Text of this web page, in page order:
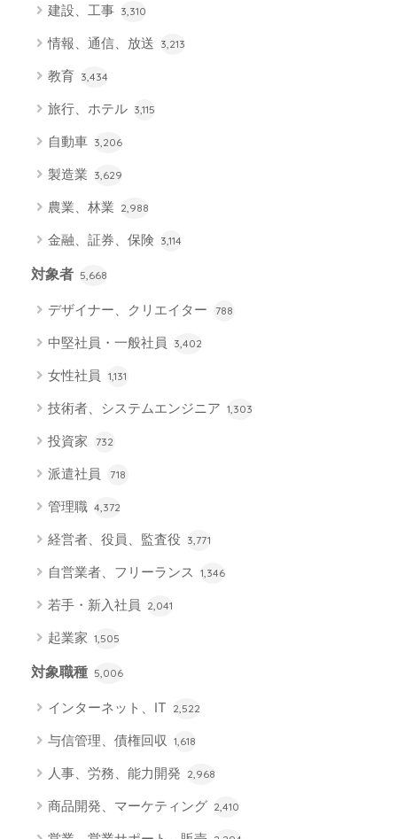
建設、工事 3,310
情報、通信、放送 3,213
教育 3,434
旅行、ホテル 3,115
自動車 3,206
製造業 3,629
農業、林業 2,988
金融、証券、保険 3,114
対象者 5,668
デザイナー、クリエイター 788
中堅社員・一般社員 3,402
女性社員 1,131
技術者、システムエンジニア 1,303
投資家 732
派遣社員 718
管理職 4,372
経営者、役員、監査役 3,771
自営業者、フリーランス 1,346
若手・新入社員 2,041
起業家 1,505
対象職種 5,006
インターネット、IT 2,522
与信管理、債権回収 1,618
人事、労務、能力開発 2,968
商品開発、マーケティング 2,410